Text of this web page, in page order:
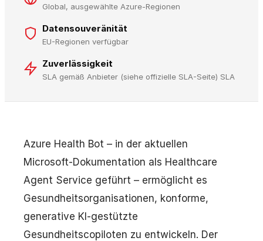
Global, ausgewählte Azure-Regionen
Datensouveränität
EU-Regionen verfügbar
Zuverlässigkeit
SLA gemäß Anbieter (siehe offizielle SLA-Seite) SLA
Azure Health Bot – in der aktuellen
Microsoft-Dokumentation als Healthcare
Agent Service geführt – ermöglicht es
Gesundheitsorganisationen, konforme,
generative KI-gestützte
Gesundheitscopiloten zu entwickeln. Der